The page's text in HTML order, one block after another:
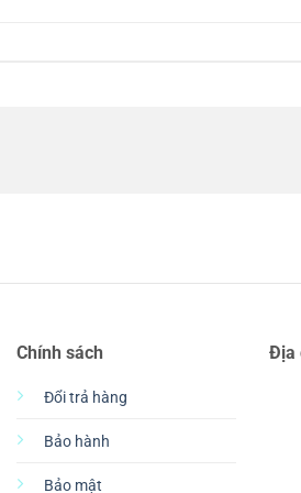
Chính sách
Đổi trả hàng
Bảo hành
Bảo mật
Địa